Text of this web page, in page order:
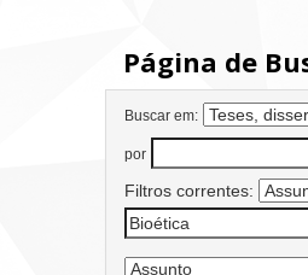
Página de
Buscar em:
por
Filtros correntes: